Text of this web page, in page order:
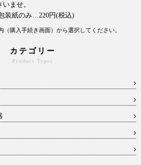
ませ。
紙のみ…220円(税込)
（購入手続き画面）から選択してください。
カテゴリー
Product Types